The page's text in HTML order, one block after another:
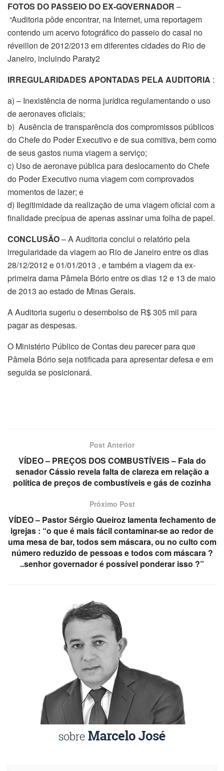
FOTOS DO PASSEIO DO EX-GOVERNADOR –
“Auditoria pôde encontrar, na Internet, uma reportagem
contendo um acervo fotográfico do passeio do casal no
réveillon de 2012/2013 em diferentes cidades do Rio de
Janeiro, incluindo Paraty2
IRREGULARIDADES APONTADAS PELA AUDITORIA :
a) – Inexistência de norma jurídica regulamentando o uso
de aeronaves oficiais;
b) Ausência de transparência dos compromissos públicos
do Chefe do Poder Executivo e de sua comitiva, bem como
de seus gastos numa viagem a serviço;
c) Uso de aeronave pública para deslocamento do Chefe
do Poder Executivo numa viagem com comprovados
momentos de lazer; e
d) Ilegitimidade da realização de uma viagem oficial com a
finalidade precípua de apenas assinar uma folha de papel.
CONCLUSÃO– A Auditoria conclui o relatório pela
irregularidade da viagem ao Rio de Janeiro entre os dias
28/12/2012 e 01/01/2013 , e também a viagem da ex-
primeira dama Pâmela Bório entre os dias 12 e 13 de maio
de 2013 ao estado de Minas Gerais.
A Auditoria sugeriu o desembolso de R$ 305 mil para
pagar as despesas.
O Ministério Público de Contas deu parecer para que
Pâmela Bório seja notificada para apresentar defesa e em
seguida se posicionará.
Post Anterior
VÍDEO – PREÇOS DOS COMBUSTÍVEIS – Fala do
senador Cássio revela falta de clareza em relação a
política de preços de combustíveis e gás de cozinha
Próximo Post
VÍDEO – Pastor Sérgio Queiroz lamenta fechamento de
igrejas : “o que é mais fácil contaminar-se ao redor de
uma mesa de bar, todos sem máscara, ou no culto com
número reduzido de pessoas e todos com máscara ?
..senhor governador é possível ponderar isso ?”